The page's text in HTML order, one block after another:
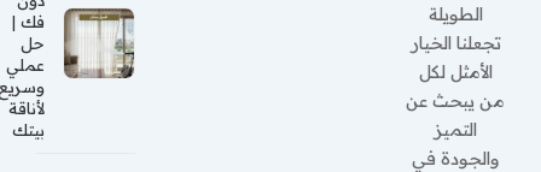
الطويلة
تجعلنا الخيار
الأمثل لكل
من يبحث عن
التميز
والجودة في
فك |
حل
عملي
وسريع
لأناقة
بيتك